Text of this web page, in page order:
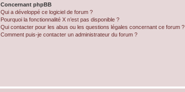
Concernant phpBB
Qui a développé ce logiciel de forum ?
Pourquoi la fonctionnalité X n’est pas disponible ?
Qui contacter pour les abus ou les questions légales concernant ce forum ?
Comment puis-je contacter un administrateur du forum ?